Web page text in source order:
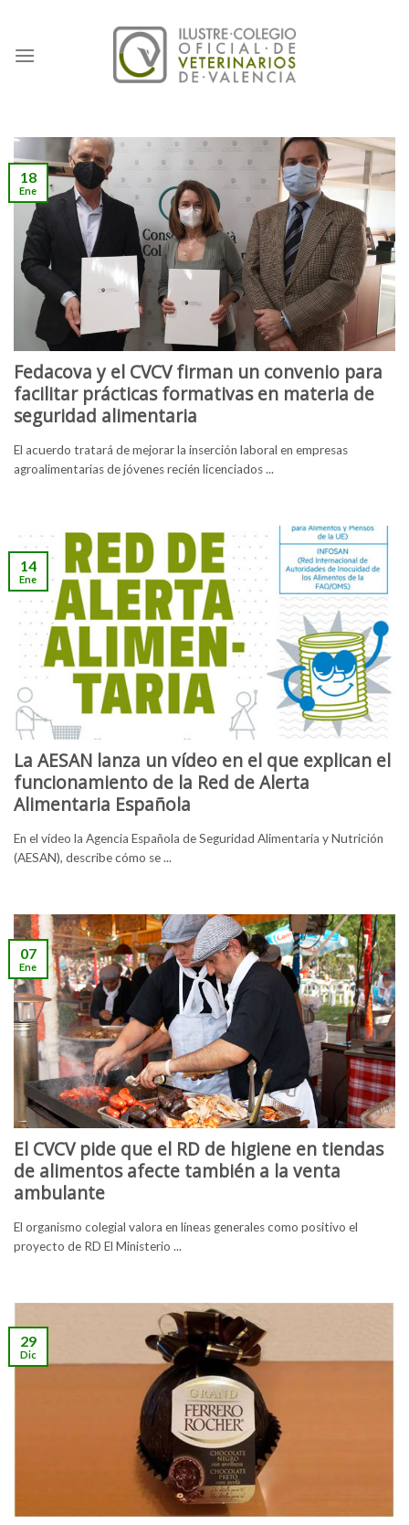
content
Fedacova y el CVCV firman un convenio para
facilitar prácticas formativas en materia de
seguridad alimentaria
El acuerdo tratará de mejorar la inserción laboral en empresas
agroalimentarias de jóvenes recién licenciados ...
18
Ene
La AESAN lanza un vídeo en el que explican el
funcionamiento de la Red de Alerta
Alimentaria Española
En el vídeo la Agencia Española de Seguridad Alimentaria y Nutrición
(AESAN), describe cómo se ...
14
Ene
El CVCV pide que el RD de higiene en tiendas
de alimentos afecte también a la venta
ambulante
El organismo colegial valora en líneas generales como positivo el
proyecto de RD El Ministerio ...
07
Ene
29
Dic